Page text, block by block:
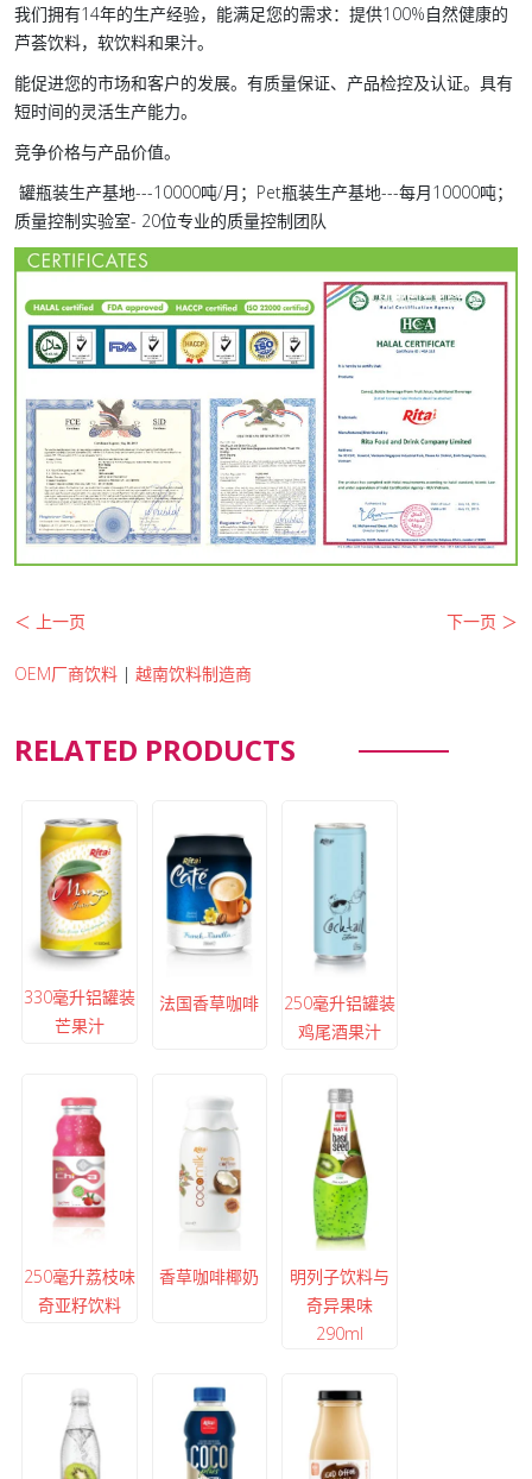
我们拥有14年的生产经验，能满足您的需求：提供100%自然健康的
芦荟饮料，软饮料和果汁。
能促进您的市场和客户的发展。有质量保证、产品检控及认证。具有
短时间的灵活生产能力。
竞争价格与产品价值。
罐瓶装生产基地---10000吨/月；Pet瓶装生产基地---每月10000吨；
质量控制实验室- 20位专业的质量控制团队
＜ 上一页 下一页 ＞
OEM厂商饮料 | 越南饮料制造商
RELATED PRODUCTS
330毫升铝罐装
芒果汁
法国香草咖啡
250毫升铝罐装
鸡尾酒果汁
250毫升荔枝味
奇亚籽饮料
香草咖啡椰奶
明列子饮料与
奇异果味
290ml